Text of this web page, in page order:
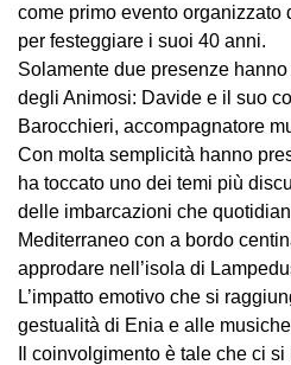
come primo evento organizzato
per festeggiare i suoi 40 anni.
Solamente due presenze
degli Animosi: Davide e il suo
Barocchieri, accompagnatore
Con molta semplicità hanno
ha toccato uno dei temi più
delle imbarcazioni che
Mediterraneo con a bordo
approdare nell’isola di
L’impatto emotivo che si
gestualità di Enia e alle
Il coinvolgimento è tale che ci